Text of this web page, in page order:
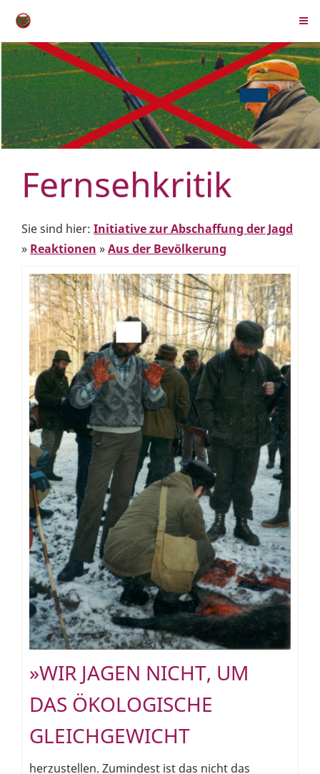
Fernsehkritik
Sie sind hier: Initiative zur Abschaffung der Jagd
» Reaktionen »Aus der Bevölkerung
»WIR JAGEN NICHT, UM
DAS ÖKOLOGISCHE
GLEICHGEWICHT
herzustellen. Zumindest ist das nicht das